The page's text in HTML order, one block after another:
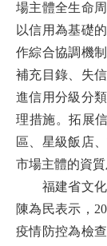
場主體全生命
以信用為基礎
作綜合協調機
補充目錄、失
進信用分級分
理措施。拓展
區、星級飯店
市場主體的資
福建省文化
陳為民表示，
疫情防控為檢